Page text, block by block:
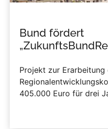
Bund fördert
Projekt zur Erarbeitung
405.000 Euro für drei